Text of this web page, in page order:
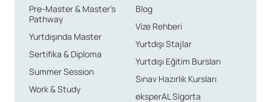
yardımcı olur.
Şehir İçi Ulaşım: Rahat ve Kolay Erişim
Santa Monica, yaygın otobüs hatları, bisiklet yolları ve
yürümeye elverişli caddeleriyle ulaşımın kolay olduğu
bir kenttir. Ayrıca, araç paylaşım hizmetleri sayesinde
Los Angeles bölgesindeki diğer bölgelere veya turistik
Pre-Master & Master’s
Pathway
Yurtdışında Master
Sertifika & Diploma
Summer Session
Work & Study
Blog
Vize Rehberi
Yurtdışı Stajlar
Yurtdışı Eğitim Bursları
Sınav Hazırlık Kursları
eksperAL Sigorta